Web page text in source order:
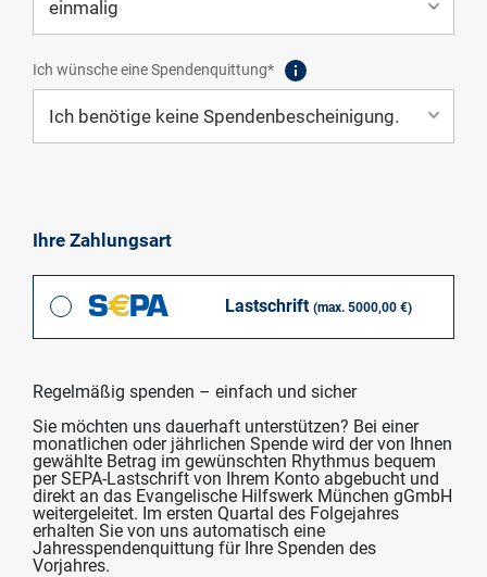
Ich wünsche eine Spendenquittung*
Ihre Zahlungsart
Lastschrift (max. 5000,00 €)
Regelmäßig spenden – einfach und sicher
Sie möchten uns dauerhaft unterstützen? Bei einer
monatlichen oder jährlichen Spende wird der von Ihnen
gewählte Betrag im gewünschten Rhythmus bequem
per SEPA-Lastschrift von Ihrem Konto abgebucht und
direkt an das Evangelische Hilfswerk München gGmbH
weitergeleitet. Im ersten Quartal des Folgejahres
erhalten Sie von uns automatisch eine
Jahresspendenquittung für Ihre Spenden des
Vorjahres.